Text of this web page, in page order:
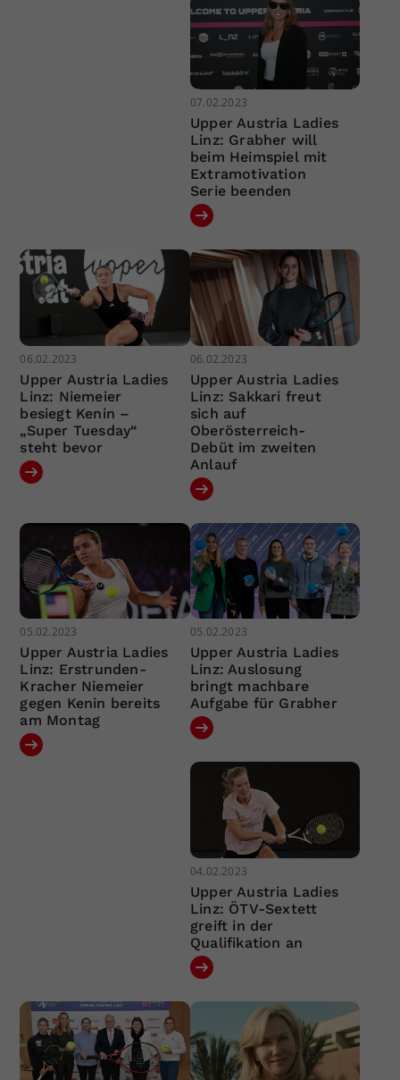
07.02.2023
Upper Austria Ladies
Linz: Grabher will
beim Heimspiel mit
Extramotivation
Serie beenden
06.02.2023
Upper Austria Ladies
Linz: Niemeier
besiegt Kenin –
„Super Tuesday“
steht bevor
06.02.2023
Upper Austria Ladies
Linz: Sakkari freut
sich auf
Oberösterreich-
Debüt im zweiten
Anlauf
05.02.2023
Upper Austria Ladies
Linz: Erstrunden-
Kracher Niemeier
gegen Kenin bereits
am Montag
05.02.2023
Upper Austria Ladies
Linz: Auslosung
bringt machbare
Aufgabe für Grabher
04.02.2023
Upper Austria Ladies
Linz: ÖTV-Sextett
greift in der
Qualifikation an